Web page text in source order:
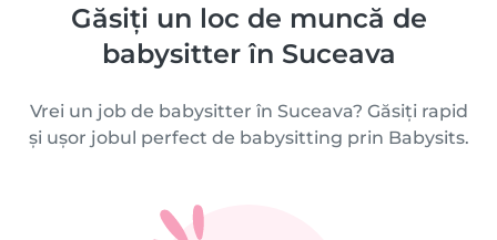
Găsiți un loc de muncă de
babysitter în Suceava
Vrei un job de babysitter în Suceava? Găsiți rapid
și ușor jobul perfect de babysitting prin Babysits.